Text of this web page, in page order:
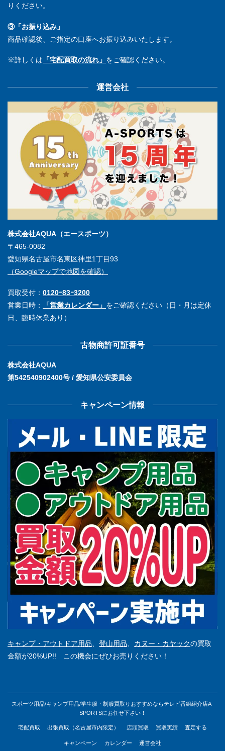
りください。
③「お振り込み」
商品確認後、ご指定の口座へお振り込みいたします。
※詳しくは 「宅配買取の流れ」 をご確認ください。
運営会社
株式会社AQUA（エースポーツ）
〒465-0082
愛知県名古屋市名東区神里1丁目93
（Googleマップで地図を確認）
買取受付： 0120ｰ83ｰ3200
営業日時：
「営業カレンダー」 をご確認ください（日・月は定休
日、臨時休業あり）
古物商許可証番号
株式会社AQUA
第542540902400号 / 愛知県公安委員会
キャンペーン情報
キャンプ・アウトドア用品 登山用品 カヌー・カヤックの買取
金額が20%UP!! この機会にぜひお売りください！
スポーツ用品/キャンプ用品/学生服・制服買取りおすすめならテレビ番組紹介店A-
SPORTSにお任せ下さい！
宅配買取 出張買取（名古屋市内限定） 店頭買取 買取実績 査定する
キャンペーン カレンダー 運営会社